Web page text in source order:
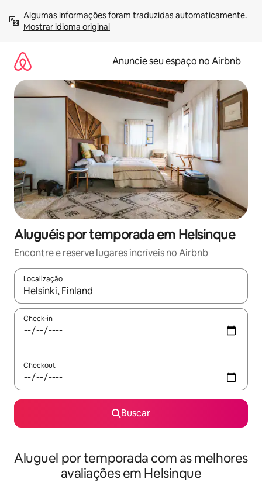
para
Mostrar idioma original
Anuncie seu espaço no Airbnb
Aluguéis por temporada em Helsinque
Encontre e reserve lugares incríveis no Airbnb
Localização
Quando os resultados estiverem disponíveis, explore-os
Check-in
Checkout
Buscar
Aluguel por temporada com as melhores
avaliações em Helsinque